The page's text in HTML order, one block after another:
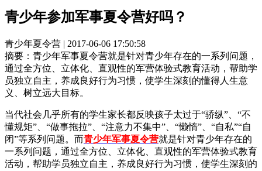
青少年参加军事夏令营好吗？
青少年夏令营 | 2017-06-06 17:50:58
摘要： 青少年军事夏令营就是针对青少年存在的一系列问题，
通过全方位、立体化、直观性的军营体验式教育活动，帮助学
员独立自主，养成良好行为习惯，使学生深刻的懂得人生意
义、树立远大目标。
当代社会几乎所有的学生家长都反映孩子太过于“骄纵”、“不
懂规矩”、“做事拖拉”、“注意力不集中”、“懒惰”、“自私”“自
闭”等系列问题。而青少年军事夏令营就是针对青少年存在的
一系列问题，通过全方位、立体化、直观性的军营体验式教育
活动，帮助学员独立自主，养成良好行为习惯，使学生深刻的